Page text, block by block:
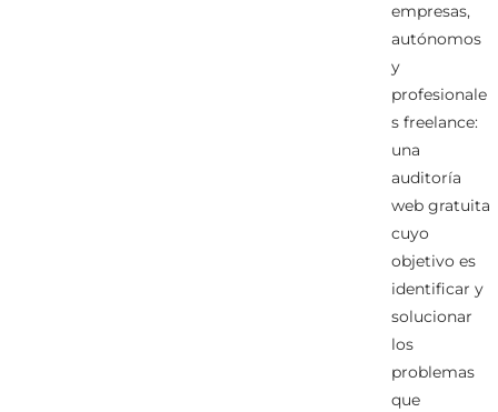
empresas,
autónomos
y
profesionale
s freelance:
una
auditoría
web gratuita
cuyo
objetivo es
identificar y
solucionar
los
problemas
que